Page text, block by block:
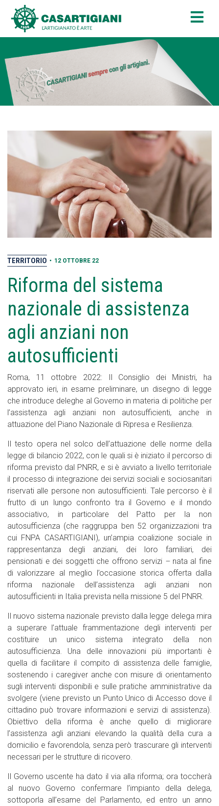
TERRITORIO • 12 OTTOBRE 22
Riforma del sistema
nazionale di assistenza
agli anziani non
autosufficienti
Roma, 11 ottobre 2022: Il Consiglio dei Ministri, ha
approvato ieri, in esame preliminare, un disegno di legge
che introduce deleghe al Governo in materia di politiche per
l’assistenza agli anziani non autosufficienti, anche in
attuazione del Piano Nazionale di Ripresa e Resilienza.
Il testo opera nel solco dell’attuazione delle norme della
legge di bilancio 2022, con le quali si è iniziato il percorso di
riforma previsto dal PNRR, e si è avviato a livello territoriale
il processo di integrazione dei servizi sociali e sociosanitari
riservati alle persone non autosufficienti. Tale percorso è il
frutto di un lungo confronto tra il Governo e il mondo
associativo, in particolare del Patto per la non
autosufficienza (che raggruppa ben 52 organizzazioni tra
cui FNPA CASARTIGIANI), un’ampia coalizione sociale in
rappresentanza degli anziani, dei loro familiari, dei
pensionati e dei soggetti che offrono servizi– nata al fine
di valorizzare al meglio l’occasione storica offerta dalla
riforma nazionale dell’assistenza agli anziani non
autosufficienti in Italia prevista nella missione 5 del PNRR.
Il nuovo sistema nazionale previsto dalla legge delega mira
a superare l’attuale frammentazione degli interventi per
costituire un unico sistema integrato della non
autosufficienza. Una delle innovazioni più importanti è
quella di facilitare il compito di assistenza delle famiglie,
sostenendo i caregiver anche con misure di orientamento
sugli interventi disponibili e sulle pratiche amministrative da
svolgere (viene previsto un Punto Unico di Accesso dove il
cittadino può trovare informazioni e servizi di assistenza).
Obiettivo della riforma è anche quello di migliorare
l’assistenza agli anziani elevando la qualità della cura a
domicilio e favorendola, senza però trascurare gli interventi
necessari per le strutture di ricovero.
Il Governo uscente ha dato il via alla riforma; ora toccherà
al nuovo Governo confermare l’impianto della delega,
sottoporla all’esame del Parlamento, ed entro un anno